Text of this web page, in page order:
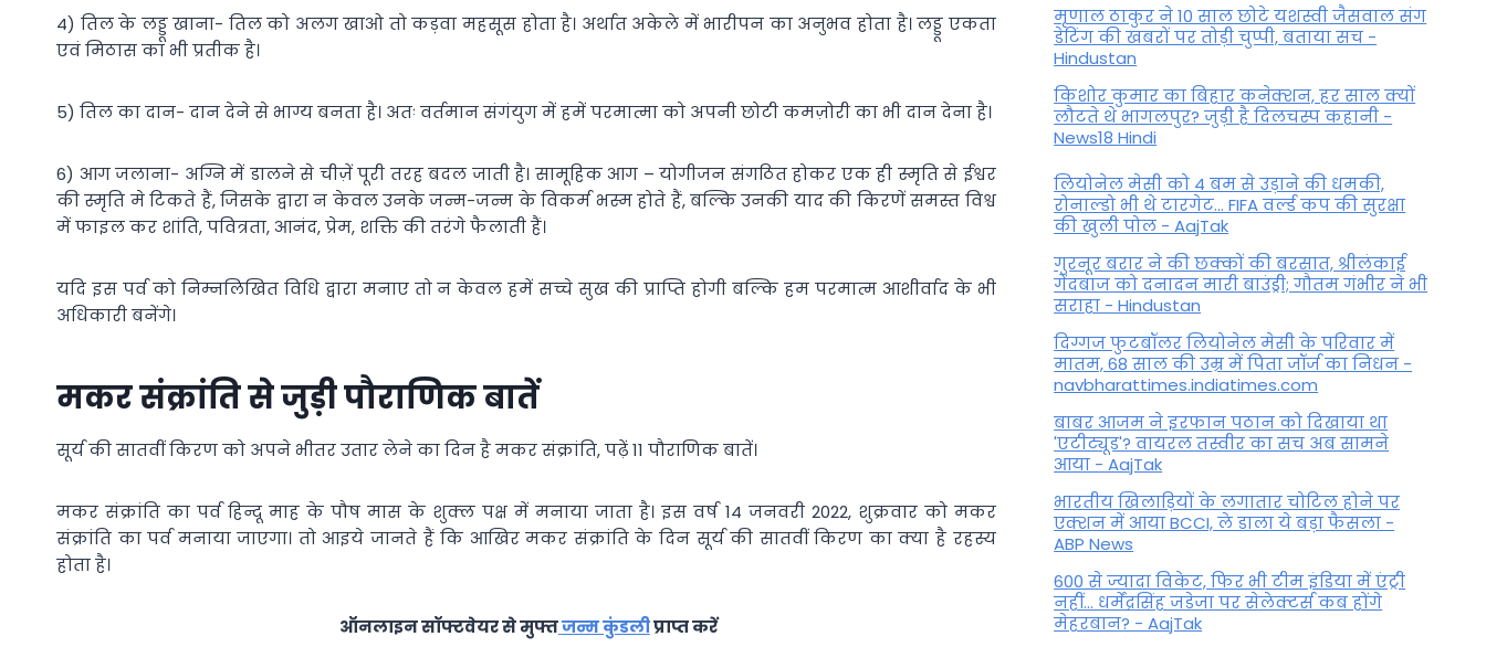
4) तिल के लड्डू खाना- तिल को अलग खाओ तो कड़वा महसूस होता है। अर्थात अकेले में भारीपन का अनुभव होता है। लड्डू एकता
एवं मिठास का भी प्रतीक है।
5) तिल का दान- दान देने से भाग्य बनता है। अतः वर्तमान संगंयुग में हमें परमात्मा को अपनी छोटी कमज़ोरी का भी दान देना है।
6) आग जलाना- अग्नि में डालने से चीज़ें पूरी तरह बदल जाती है। सामूहिक आग – योगीजन संगठित होकर एक ही स्मृति से ईश्वर
की स्मृति मे टिकते हैं, जिसके द्वारा न केवल उनके जन्म-जन्म के विकर्म भस्म होते हैं, बल्कि उनकी याद की किरणें समस्त विश्व
में फाइल कर शांति, पवित्रता, आनंद, प्रेम, शक्ति की तरंगे फैलाती हैं।
यदि इस पर्व को निम्नलिखित विधि द्वारा मनाए तो न केवल हमें सच्चे सुख की प्राप्ति होगी बल्कि हम परमात्म आशीर्वाद के भी
अधिकारी बनेंगे।
मकर संक्रांति से जुड़ी पौराणिक बातें
सूर्य की सातवीं किरण को अपने भीतर उतार लेने का दिन है मकर संक्रांति, पढ़ें 11 पौराणिक बातें।
मकर संक्रांति का पर्व हिन्दू माह के पौष मास के शुक्ल पक्ष में मनाया जाता है। इस वर्ष 14 जनवरी 2022, शुक्रवार को मकर
संक्रांति का पर्व मनाया जाएगा। तो आइये जानते हैं कि आखिर मकर संक्रांति के दिन सूर्य की सातवीं किरण का क्या है रहस्य
होता है।
ऑनलाइन सॉफ्टवेयर से मुफ्तजन्म कुंडलीप्राप्त करें
मृणाल ठाकुर ने 10 साल छोटे यशस्वी जैसवाल संग
डेटिंग की खबरों पर तोड़ी चुप्पी, बताया सच -
Hindustan
किशोर कुमार का बिहार कनेक्शन, हर साल क्यों
लौटते थे भागलपुर? जुड़ी है दिलचस्प कहानी -
News18 Hindi
ल‍ियोनेल मेसी को 4 बम से उड़ाने की धमकी,
रोनाल्डो भी थे टारगेट... FIFA वर्ल्ड कप की सुरक्षा
की खुली पोल - AajTak
गुरनूर बरार ने की छक्कों की बरसात, श्रीलंकाई
गेंदबाज को दनादन मारी बाउंड्री; गौतम गंभीर ने भी
सराहा - Hindustan
दिग्गज फुटबॉलर लियोनेल मेसी के परिवार में
मातम, 68 साल की उम्र में पिता जॉर्ज का निधन -
navbharattimes.indiatimes.com
बाबर आजम ने इरफान पठान को दिखाया था
'एटीट्यूड'? वायरल तस्वीर का सच अब सामने
आया - AajTak
भारतीय खिलाड़ियों के लगातार चोटिल होने पर
एक्शन में आया BCCI, ले डाला ये बड़ा फैसला -
ABP News
600 से ज्यादा विकेट, फिर भी टीम इंडिया में एंट्री
नहीं... धर्मेंद्रसिंह जडेजा पर सेलेक्टर्स कब होंगे
मेहरबान? - AajTak